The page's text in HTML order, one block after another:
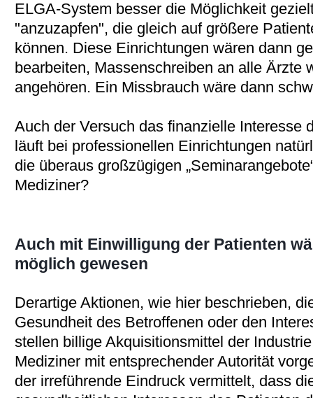
ELGA-System besser die Möglichkeit
"anzuzapfen", die gleich auf größere
können. Diese Einrichtungen wären dann
bearbeiten, Massenschreiben an alle Ärzte
angehören. Ein Missbrauch wäre dann
Auch der Versuch das finanzielle Interesse
läuft bei professionellen Einrichtungen
die überaus großzügigen
Mediziner?
Auch mit Einwilligung der Patienten
möglich gewesen
Derartige Aktionen, wie hier beschrieben,
Gesundheit des Betroffenen oder den
stellen billige Akquisitionsmittel der
Mediziner mit entsprechender Autorität
der irreführende Eindruck vermittelt, dass